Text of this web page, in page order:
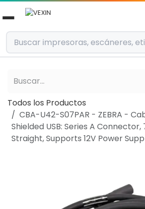
Ir al contenido
Todos los Productos
CBA-U42-S07PAR - ZEBRA -
Shielded USB: Series A Connector,
Straight, Supports 12V Power